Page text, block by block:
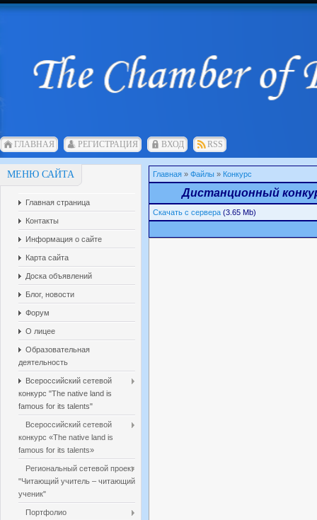
ГЛАВНАЯ РЕГИСТРАЦИЯ ВХОД RSS
МЕНЮ САЙТА
Главная страница
Контакты
Информация о сайте
Карта сайта
Доска объявлений
Блог, новости
Форум
О лицее
Образовательная
деятельность
Всероссийский сетевой
конкурс "The native land is
famous for its talents"
Всероссийский сетевой
конкурс «The native land is
famous for its talents»
Региональный сетевой проект
"Читающий учитель – читающий
ученик"
Портфолио
Главная » Файлы » Конкурс
Дистанционный
Скачать с сервера (3.65 Mb)